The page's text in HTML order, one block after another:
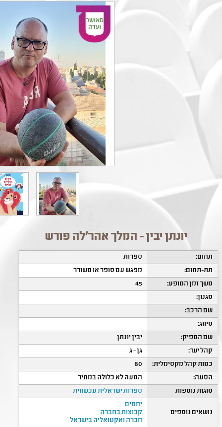
יונתן יבין - המלך אהר'לה פורש
תחום:
ספרות
תת-תחום:
מפגש עם סופר או משורר
משך זמן המופע:
45
סגנון:
שם הרכב:
סיווג:
שם המפיק:
יבין יונתן
קהל יעד:
גן - ג
כמות קהל מקסימלית:
80
הסעה:
הסעה לא כלולה במחיר
סוגות נוספות
ספרות ישראלית עכשווית
נושאים נוספים
יחסים
קבוצות בחברה
חברה ואקטואליה בישראל